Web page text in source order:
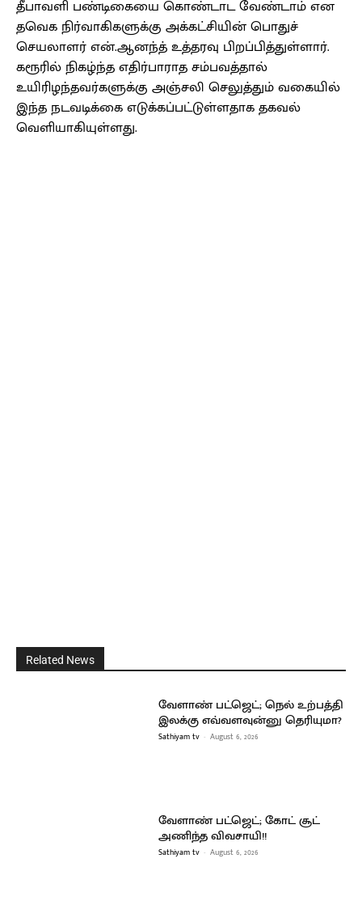
தீபாவளி பண்டிகையை கொண்டாட வேண்டாம் என
தவெக நிர்வாகிகளுக்கு அக்கட்சியின் பொதுச்
செயலாளர் என்.ஆனந்த் உத்தரவு பிறப்பித்துள்ளார்.
கரூரில் நிகழ்ந்த எதிர்பாராத சம்பவத்தால்
உயிரிழந்தவர்களுக்கு அஞ்சலி செலுத்தும் வகையில்
இந்த நடவடிக்கை எடுக்கப்பட்டுள்ளதாக தகவல்
வெளியாகியுள்ளது.
Related News
வேளாண் பட்ஜெட்; நெல் உற்பத்தி
இலக்கு எவ்வளவுன்னு தெரியுமா?
Sathiyam tv - August 6, 2026
வேளாண் பட்ஜெட்; கோட் சூட்
அணிந்த விவசாயி!!
Sathiyam tv - August 6, 2026